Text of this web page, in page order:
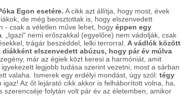
Egon esetére. A cikk azt állítja, hogy most, évek
de még beosztottak is, hogy elszenvedett
- csak a véletlen műve lehet, hogy éppen egy
. „Igazi" nemi erőszakkal (egyelőre) nem vádolják, csak
trágár beszéddel, lelki terrorral. A vádlók között
elszenvedett abúzus, hogy pár év múlva
már az égiek közt keresi a harmóniát, amit
legjobb tudása szerint vezetni, most a sárban
valaha. Ismerek egy erdélyi mondást, úgy szól: tégy
igaz! Az őt lejárató cikk akkor is felháborított volna, ha,
folytán volt pár év az életemben, amikor